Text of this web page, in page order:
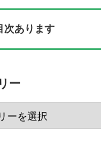
次あります
ー